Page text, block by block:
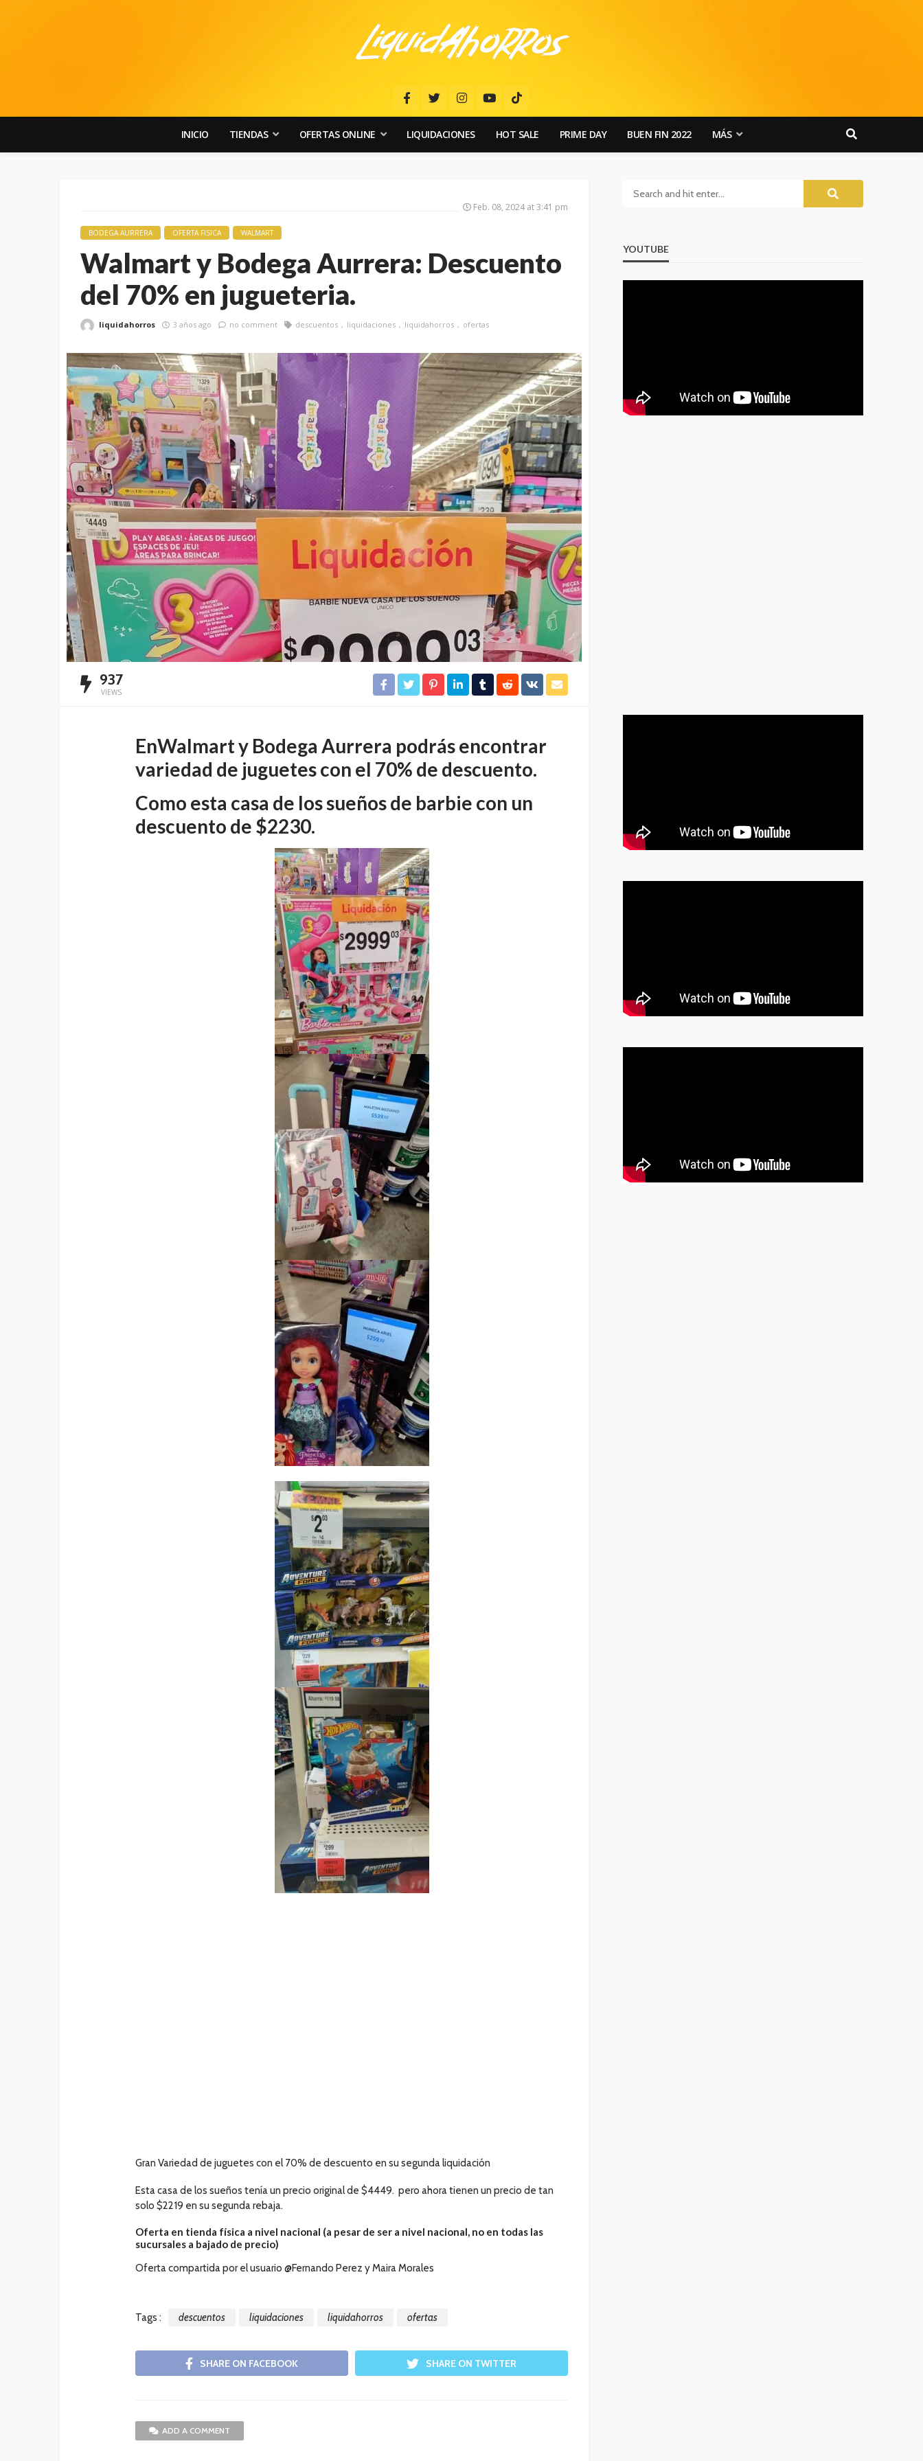
INICIO TIENDAS OFERTAS ONLINE LIQUIDACIONES HOT SALE PRIME DAY BUEN FIN 2022 MÁS
Feb. 08, 2024 at 3:41 pm
BODEGA AURRERA OFERTA FISICA WALMART
Walmart y Bodega Aurrera: Descuento
del 70% en jugueteria.
liquidahorros 3 años ago no comment descuentos liquidaciones liquidahorros ofertas
937
VIEWS
EnWalmart y Bodega Aurrera podrás encontrar
variedad de juguetes con el 70% de descuento.
Como esta casa de los sueños de barbie con un
descuento de $2230.
Gran Variedad de juguetes con el 70% de descuento en su segunda liquidación
Esta casa de los sueños tenía un precio original de $4449. pero ahora tienen un precio de tan
solo $2219 en su segunda rebaja.
Oferta en tienda física a nivel nacional (a pesar de ser a nivel nacional, no en todas las
sucursales a bajado de precio)
Oferta compartida por el usuario @Fernando Perez y Maira Morales
Tags : descuentos liquidaciones liquidahorros ofertas
SHARE ON FACEBOOK SHARE ON TWITTER
ADD A COMMENT
YOUTUBE